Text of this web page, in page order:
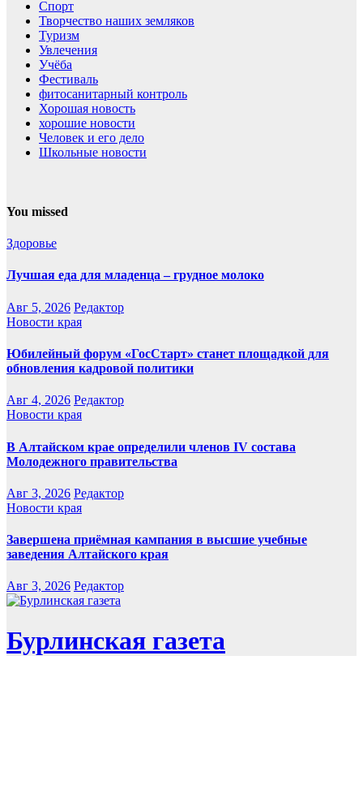
Спорт
Творчество наших земляков
Туризм
Увлечения
Учёба
Фестиваль
фитосанитарный контроль
Хорошая новость
хорошие новости
Человек и его дело
Школьные новости
You missed
Здоровье
Лучшая еда для младенца – грудное молоко
Авг 5, 2026 Редактор
Новости края
Юбилейный форум «ГосСтарт» станет площадкой для
обновления кадровой политики
Авг 4, 2026 Редактор
Новости края
В Алтайском крае определили членов IV состава
Молодежного правительства
Авг 3, 2026 Редактор
Новости края
Завершена приёмная кампания в высшие учебные
заведения Алтайского края
Авг 3, 2026 Редактор
Бурлинская газета